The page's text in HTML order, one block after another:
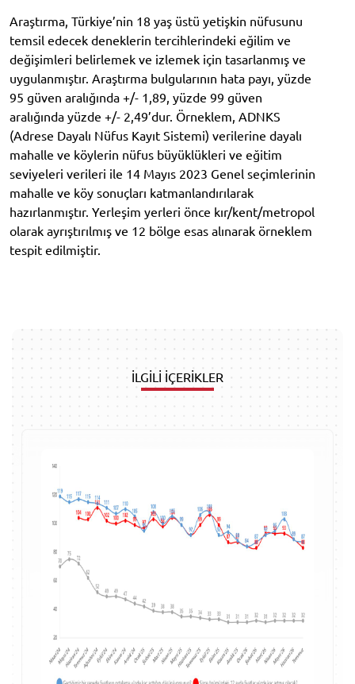
Araştırma, Türkiye’nin 18 yaş üstü yetişkin nüfusunu
temsil edecek deneklerin tercihlerindeki eğilim ve
değişimleri belirlemek ve izlemek için tasarlanmış ve
uygulanmıştır. Araştırma bulgularının hata payı, yüzde
95 güven aralığında +/- 1,89, yüzde 99 güven
aralığında yüzde +/- 2,49’dur. Örneklem, ADNKS
(Adrese Dayalı Nüfus Kayıt Sistemi) verilerine dayalı
mahalle ve köylerin nüfus büyüklükleri ve eğitim
seviyeleri verileri ile 14 Mayıs 2023 Genel seçimlerinin
mahalle ve köy sonuçları katmanlandırılarak
hazırlanmıştır. Yerleşim yerleri önce kır/kent/metropol
olarak ayrıştırılmış ve 12 bölge esas alınarak örneklem
tespit edilmiştir.
İLGİLİ İÇERİKLER